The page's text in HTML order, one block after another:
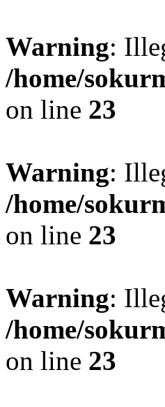
Warning:
/home/
on line 23
Warning:
/home/
on line 23
Warning:
/home/
on line 23